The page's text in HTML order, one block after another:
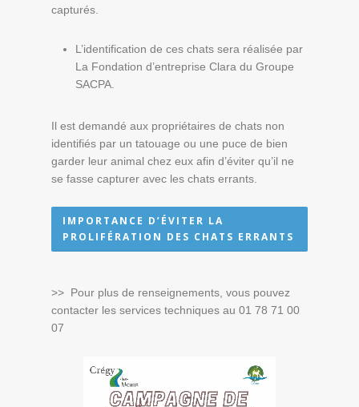
capturés.
L’identification de ces chats sera réalisée par
La Fondation d’entreprise Clara du Groupe
SACPA.
Il est demandé aux propriétaires de chats non
identifiés par un tatouage ou une puce de bien
garder leur animal chez eux afin d’éviter qu’il ne
se fasse capturer avec les chats errants.
IMPORTANCE D’ÉVITER LA
PROLIFÉRATION DES CHATS ERRANTS
>> Pour plus de renseignements, vous pouvez
contacter les services techniques au 01 78 71 00
07